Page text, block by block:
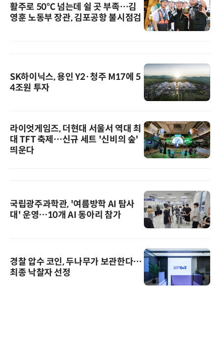
활주로 50℃ 넘는데 쉴 곳 부족…김
영훈 노동부 장관, 김포공항 불시점검
SK하이닉스, 용인 Y2·청주 M17에 5
4조원 투자
라이엇게임즈, 더현대 서울서 역대 최
대 TFT 축제…신규 세트 '신비의 숲'
띄운다
국립광주과학관, '여름방학 AI 탐사
대' 운영…10개 AI 동아리 참가
경찰 압수 코인, 두나무가 보관한다…
최종 낙찰자 선정